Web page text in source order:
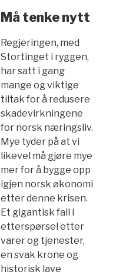
Må tenke nytt
Regjeringen, med
Stortinget i ryggen,
har satt i gang
mange og viktige
tiltak for å redusere
skadevirkningene
for norsk næringsliv.
Mye tyder på at vi
likevel må gjøre mye
mer for å bygge opp
igjen norsk økonomi
etter denne krisen.
Et gigantisk fall i
etterspørsel etter
varer og tjenester,
en svak krone og
historisk lave